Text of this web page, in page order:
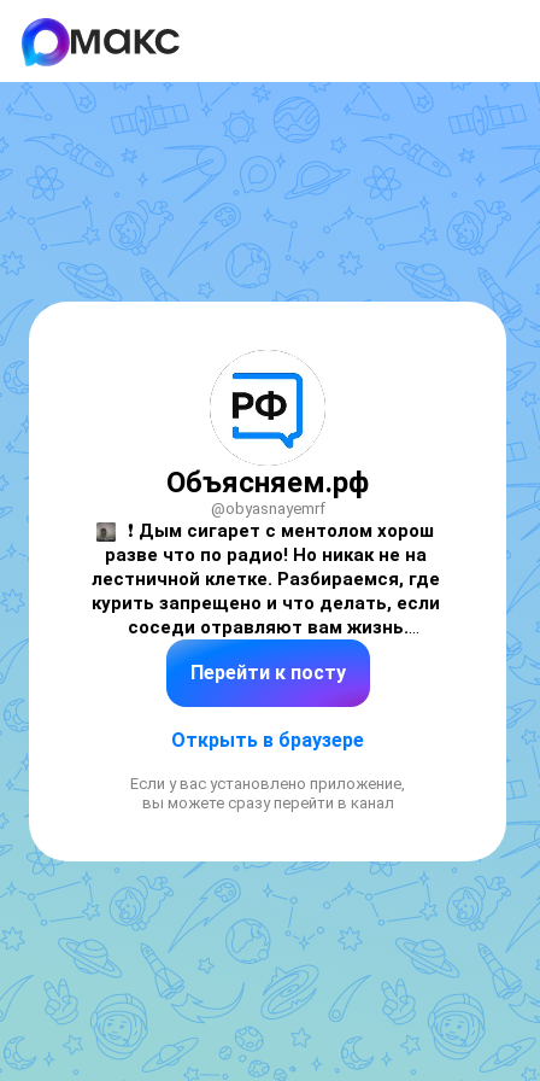
Объясняем.рф
@obyasnayemrf
❗️ Дым сигарет с ментолом хорош
разве что по радио! Но никак не на
лестничной клетке. Разбираемся, где
курить запрещено и что делать, если
соседи отравляют вам жизнь.
Вы можете пожаловаться, если курят:
— в лифтах и лифтовых холлах;
— на общих балконах;
➡️ Как стоит действовать
Попробуйте сначала поговорить с соседом.
Объясните, что дым попадает в вашу
квартиру и мешает вам. Если после этого он
всё равно курит в подъезде:
— снимите нарушение на фото или видео;
— попросите соседей подтвердить
Перейти к посту
Открыть в браузере
Если у вас установлено приложение,
вы можете сразу перейти в канал